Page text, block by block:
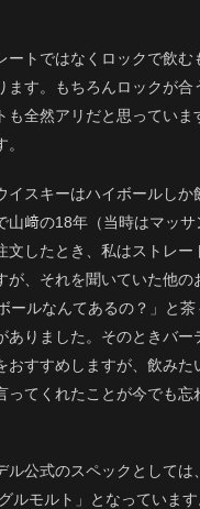
ートではなくロックで飲む
ます。もちろんロックが合
も全然アリだと思っていま
イスキーはハイボールしか
山﨑の18年（当時はマッサ
文したとき、私はストレー
が、それを聞いていた他の
ールなんてあるの？」と
ありました。そのときバー
おすすめしますが、飲みた
ってくれたことが今でも忘
ル公式のスペックとしては
ルモルト」となっていま